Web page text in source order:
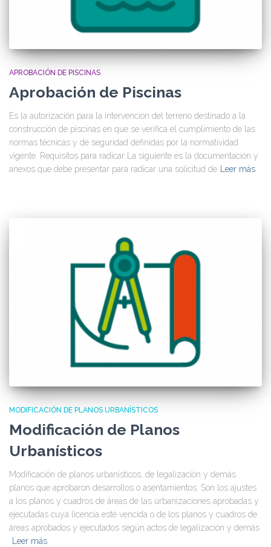
APROBACIÓN DE PISCINAS
Aprobación de Piscinas
Es la autorización para la intervención del terreno destinado a la
construcción de piscinas en que se verifica el cumplimiento de las
normas técnicas y de seguridad definidas por la normatividad
vigente. Requisitos para radicar La siguiente es la documentación y
anexos que debe presentar para radicar una solicitud de Leer más
MODIFICACIÓN DE PLANOS URBANÍSTICOS
Modificación de Planos
Urbanísticos
Modificación de planos urbanísticos, de legalización y demás
planos que aprobaron desarrollos o asentamientos. Son los ajustes
a los planos y cuadros de áreas de las urbanizaciones aprobadas y
ejecutadas cuya licencia esté vencida o de los planos y cuadros de
áreas aprobados y ejecutados según actos de legalización y demás
Leer más